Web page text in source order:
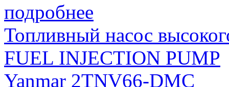
подробнее
Топливный насос
FUEL INJECTION PUMP
Yanmar 2TNV66-DMC